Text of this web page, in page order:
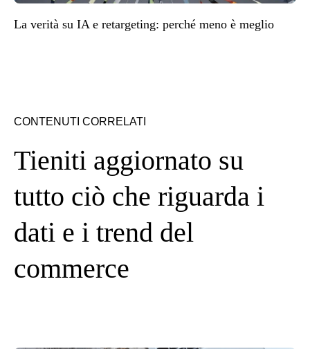
La verità su IA e retargeting: perché meno è meglio
CONTENUTI CORRELATI
Tieniti aggiornato su
tutto ciò che riguarda i
dati e i trend del
commerce